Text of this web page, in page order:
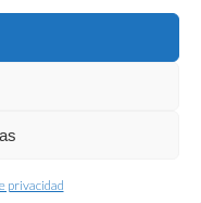
privacidad
la Alimentación y Bebidas